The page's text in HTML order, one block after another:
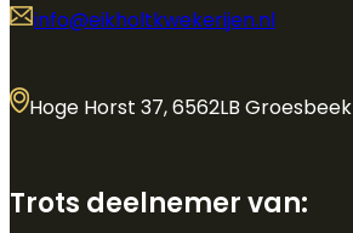
info@eikholtkwekerijen.nl
Hoge Horst 37, 6562LB Groesbeek
Trots deelnemer van: